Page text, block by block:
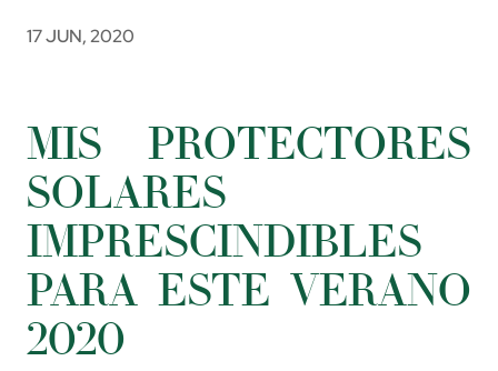
17 JUN, 2020
MIS PROTECTORES
SOLARES
IMPRESCINDIBLES
PARA ESTE VERANO
2020